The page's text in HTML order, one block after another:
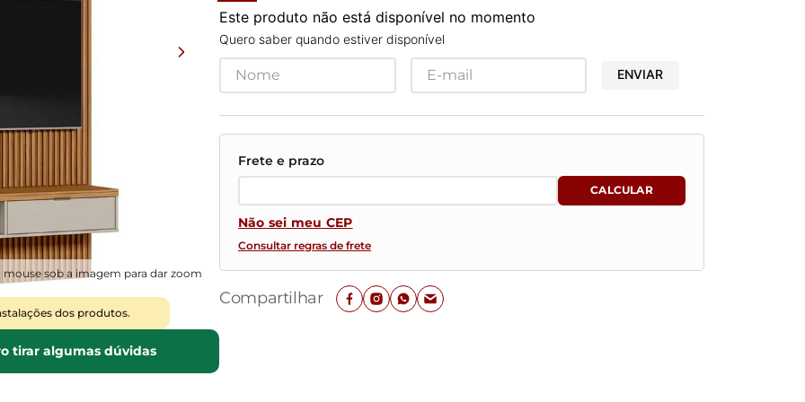
mouse sob a imagem para dar zoom
dos produtos.
tirar algumas dúvidas
Este produto não está disponível no momento
Quero saber quando estiver disponível
ENVIAR
Não sei meu CEP
Consultar regras de frete
Compartilhar